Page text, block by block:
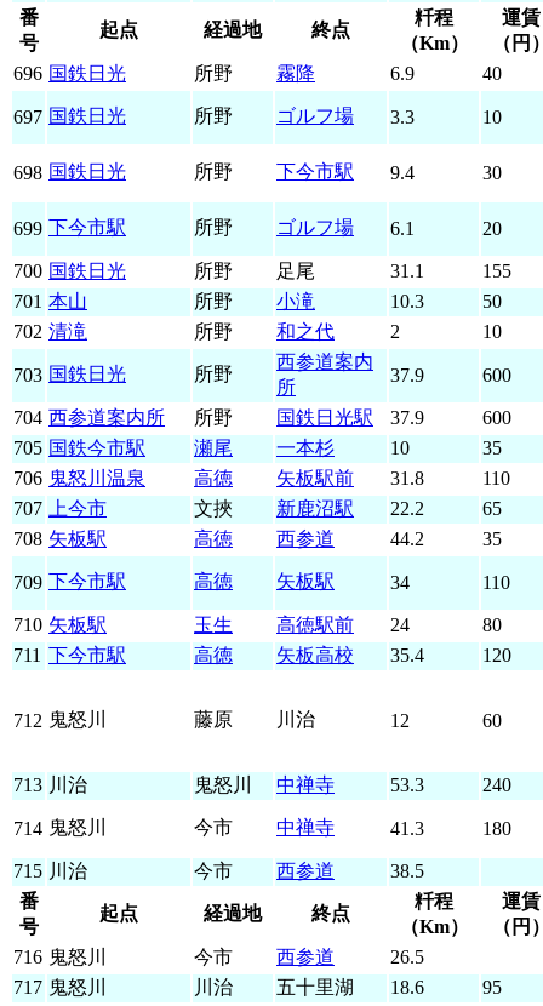
番
号
起点 経過地 終点
粁程
（Km）
運賃
（円
696 国鉄日光 所野 霧降 6.9 40
697 国鉄日光 所野 ゴルフ場 3.3 10
698 国鉄日光 所野 下今市駅 9.4 30
699 下今市駅 所野 ゴルフ場 6.1 20
700 国鉄日光 所野 足尾 31.1
155
701 本山 所野 小滝 10.3
50
702 清滝 所野 和之代 2 10
703 国鉄日光 所野
西参道案内
所
37.9 600
704 西参道案内所 所野 国鉄日光駅 37.9
600
705 国鉄今市駅 瀬尾 一本杉 10
35
706 鬼怒川温泉 高徳 矢板駅前 31.8
110
707
上今市 文挾 新鹿沼駅 22.2
65
708 矢板駅 高徳 西参道 44.2 35
709 下今市駅 高徳 矢板駅 34 110
710 矢板駅 玉生 高徳駅前 24
80
711 下今市駅 高徳 矢板高校 35.4 120
712 鬼怒川 藤原 川治 12 60
713 川治 鬼怒川 中禅寺 53.3 240
714 鬼怒川 今市 中禅寺 41.3 180
715 川治 今市 西参道
38.5
番
号
起点 経過地 終点
粁程
（Km）
運賃
（円
716 鬼怒川 今市 西参道
26.5
717 鬼怒川 川治 五十里湖 18.6
95